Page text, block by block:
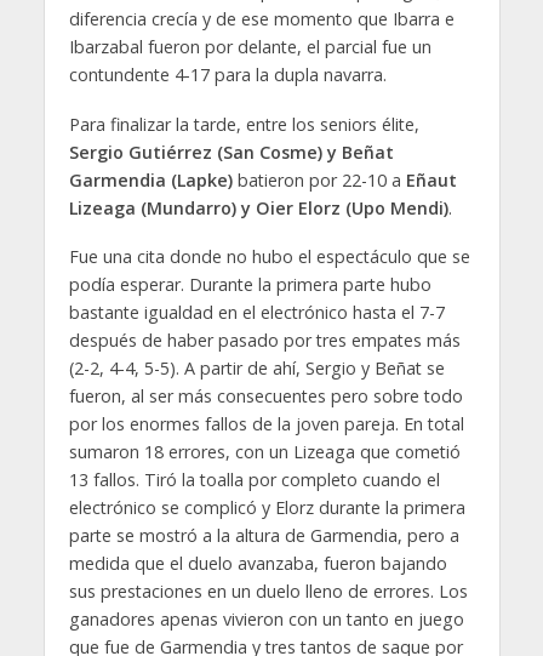
diferencia crecía y de ese momento que Ibarra e
Ibarzabal fueron por delante, el parcial fue un
contundente 4-17 para la dupla navarra.
Para finalizar la tarde, entre los seniors élite,
Sergio Gutiérrez (San Cosme) y Beñat
Garmendia (Lapke)batieron por 22-10 a Eñaut
Lizeaga (Mundarro) y Oier Elorz (Upo Mendi).
Fue una cita donde no hubo el espectáculo que se
podía esperar. Durante la primera parte hubo
bastante igualdad en el electrónico hasta el 7-7
después de haber pasado por tres empates más
(2-2, 4-4, 5-5). A partir de ahí, Sergio y Beñat se
fueron, al ser más consecuentes pero sobre todo
por los enormes fallos de la joven pareja. En total
sumaron 18 errores, con un Lizeaga que cometió
13 fallos. Tiró la toalla por completo cuando el
electrónico se complicó y Elorz durante la primera
parte se mostró a la altura de Garmendia, pero a
medida que el duelo avanzaba, fueron bajando
sus prestaciones en un duelo lleno de errores. Los
ganadores apenas vivieron con un tanto en juego
que fue de Garmendia y tres tantos de saque por